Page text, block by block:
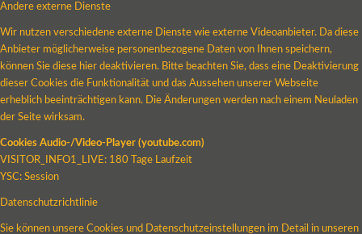
Andere externe Dienste
Wir nutzen verschiedene externe Dienste wie externe Videoanbieter. Da diese
Anbieter möglicherweise personenbezogene Daten von Ihnen speichern,
können Sie diese hier deaktivieren. Bitte beachten Sie, dass eine Deaktivierung
dieser Cookies die Funktionalität und das Aussehen unserer Webseite
erheblich beeinträchtigen kann. Die Änderungen werden nach einem Neuladen
der Seite wirksam.
Cookies Audio-/Video-Player (youtube.com)
VISITOR_INFO1_LIVE: 180 Tage Laufzeit
YSC: Session
Datenschutzrichtlinie
Sie können unsere Cookies und Datenschutzeinstellungen im Detail in unseren